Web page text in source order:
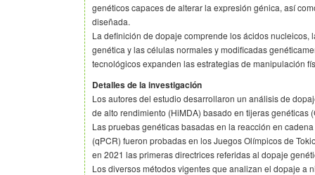
genéticos capaces de alterar la expresión génica, así
diseñada.
La definición de dopaje comprende los ácidos nucleicos,
genética y las células normales y modificadas
tecnológicos expanden las estrategias de manipulación
Detalles de la investigación
Los autores del estudio desarrollaron un análisis de
de alto rendimiento (HiMDA) basado en tijeras genéticas
Las pruebas genéticas basadas en la reacción en
(qPCR) fueron probadas en los Juegos Olímpicos de
en 2021 las primeras directrices referidas al dopaje
Los diversos métodos vigentes que analizan el dopaje a